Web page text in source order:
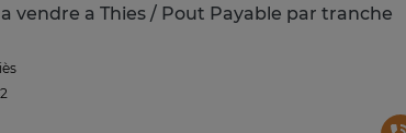
vendre a Thies / Pout Payable par tranche